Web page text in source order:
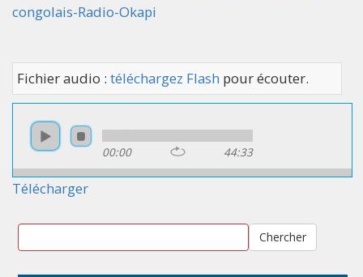
congolais-Radio-Okapi
Fichier audio : téléchargez Flash pour écouter.
00:00 44:33
Télécharger
Chercher